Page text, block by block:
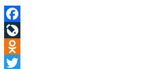
Facebook
LiveJournal
Odnoklassniki